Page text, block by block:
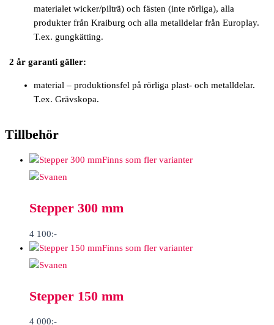
materialet wicker/pilträ) och fästen (inte rörliga), alla
produkter från Kraiburg och alla metalldelar från Europlay.
T.ex. gungkätting.
2 år garanti gäller:
material – produktionsfel på rörliga plast- och metalldelar.
T.ex. Grävskopa.
Tillbehör
Finns som fler varianter
Stepper 300 mm
4 100:-
Finns som fler varianter
Stepper 150 mm
4 000:-